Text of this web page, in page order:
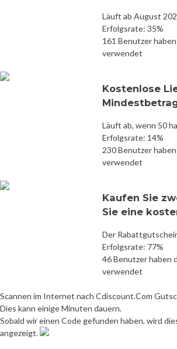
Läuft ab August
Erfolgsrate: 35%
161 Benutzer
verwendet
Kostenlose
Läuft ab, wenn 50
Erfolgsrate: 14%
230 Benutzer
verwendet
Kaufen Sie
Sie eine
Der
Erfolgsrate: 77%
46 Benutzer haben
verwendet
Scannen im Internet nach Cdiscount.Com
Dies kann einige Minuten dauern.
Sobald wir einen Code gefunden haben, wird
angezeigt.